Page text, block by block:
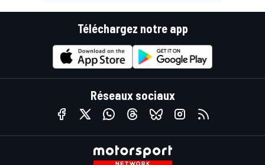
Téléchargez notre app
Réseaux sociaux